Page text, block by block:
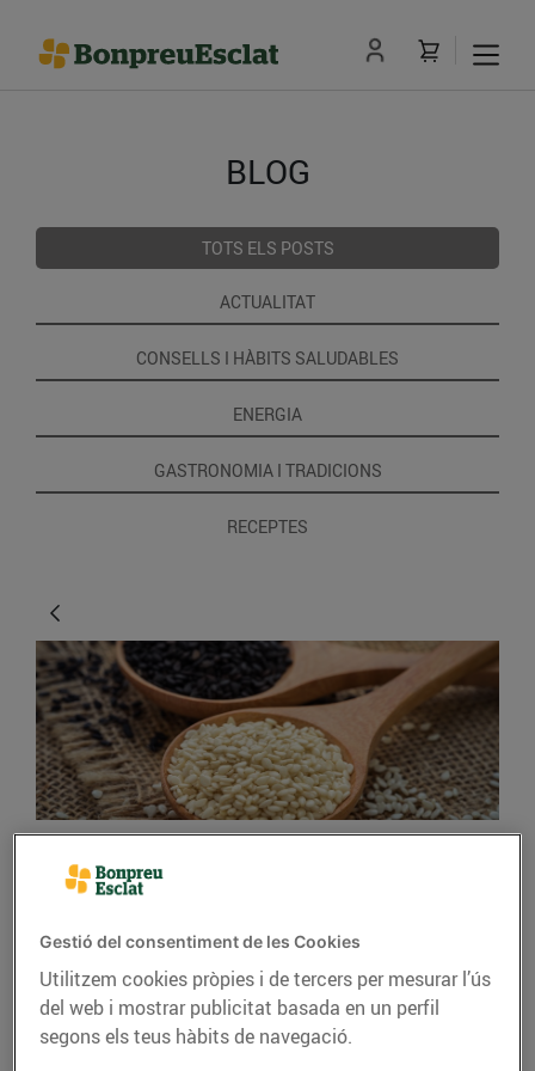
BLOG
TOTS ELS POSTS
ACTUALITAT
CONSELLS I HÀBITS SALUDABLES
ENERGIA
GASTRONOMIA I TRADICIONS
RECEPTES
CONSELLS I HÀBITS SALUDABLES
Les llavors i els cereals,
la base d’una dieta sana
05/d’abril/2019
Gestió del consentiment de les Cookies
Utilitzem cookies pròpies i de tercers per mesurar l’ús
del web i mostrar publicitat basada en un perfil
segons els teus hàbits de navegació.